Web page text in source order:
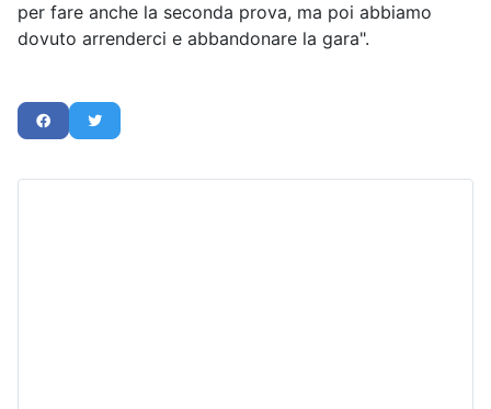
per fare anche la seconda prova, ma poi abbiamo
dovuto arrenderci e abbandonare la gara".